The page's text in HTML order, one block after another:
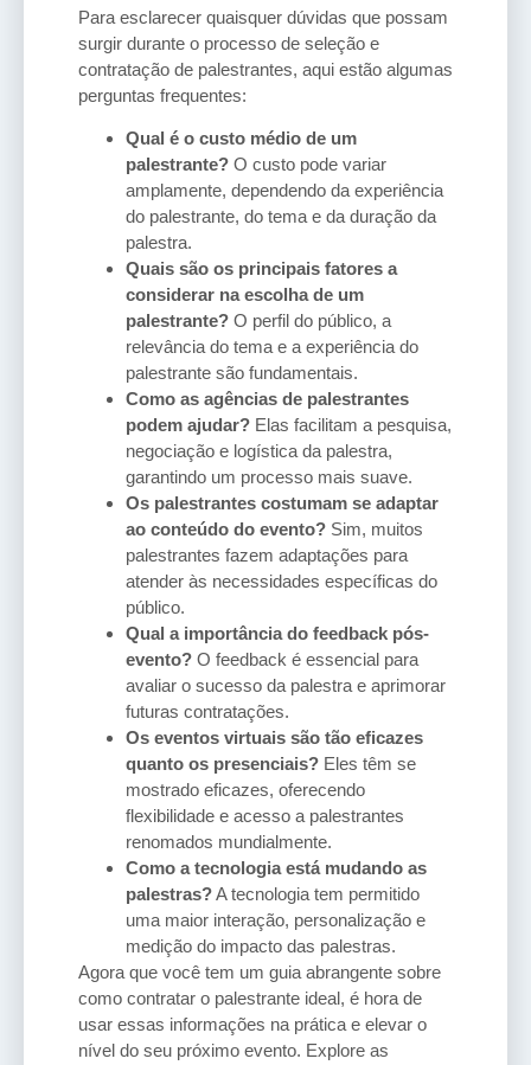
Para esclarecer quaisquer dúvidas que possam
surgir durante o processo de seleção e
contratação de palestrantes, aqui estão algumas
perguntas frequentes:
Qual é o custo médio de um
palestrante? O custo pode variar
amplamente, dependendo da experiência
do palestrante, do tema e da duração da
palestra.
Quais são os principais fatores a
considerar na escolha de um
palestrante? O perfil do público, a
relevância do tema e a experiência do
palestrante são fundamentais.
Como as agências de palestrantes
podem ajudar? Elas facilitam a pesquisa,
negociação e logística da palestra,
garantindo um processo mais suave.
Os palestrantes costumam se adaptar
ao conteúdo do evento? Sim, muitos
palestrantes fazem adaptações para
atender às necessidades específicas do
público.
Qual a importância do feedback pós-
evento? O feedback é essencial para
avaliar o sucesso da palestra e aprimorar
futuras contratações.
Os eventos virtuais são tão eficazes
quanto os presenciais? Eles têm se
mostrado eficazes, oferecendo
flexibilidade e acesso a palestrantes
renomados mundialmente.
Como a tecnologia está mudando as
palestras?A tecnologia tem permitido
uma maior interação, personalização e
medição do impacto das palestras.
Agora que você tem um guia abrangente sobre
como contratar o palestrante ideal, é hora de
usar essas informações na prática e elevar o
nível do seu próximo evento. Explore as